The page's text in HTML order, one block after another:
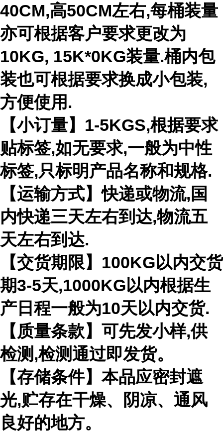
40CM,高50CM左右,每桶装量
亦可根据客户要求更改为
10KG, 15K*0KG装量.桶内包
装也可根据要求换成小包装,
方便使用.
【小订量】1-5KGS,根据要求
贴标签,如无要求,一般为中性
标签,只标明产品名称和规格.
【运输方式】快递或物流,国
内快递三天左右到达,物流五
天左右到达.
【交货期限】100KG以内交货
期3-5天,1000KG以内根据生
产日程一般为10天以内交货.
【质量条款】可先发小样,供
检测,检测通过即发货。
【存储条件】本品应密封遮
光,贮存在干燥、阴凉、通风
良好的地方。